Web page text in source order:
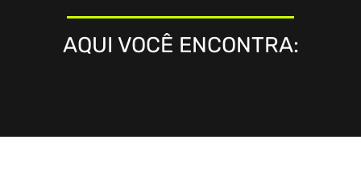
AQUI VOCÊ ENCONTRA: